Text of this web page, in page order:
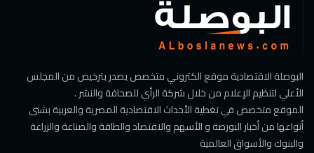
البوصلة الاقتصادية موقع الكتروني متخصص يصدر بترخيص من المجلس
الأعلي لتنظيم الإعلام من خلال شركة الرأي للصحافة والنشر .
الموقع متخصص في تغطية الأحداث الاقتصادية المصرية والعربية بشتى
أنواعها من أخبار البورصة و الأسهم والاقتصاد والطاقة والصناعة والزراعة
والبنوك والأسواق العالمية